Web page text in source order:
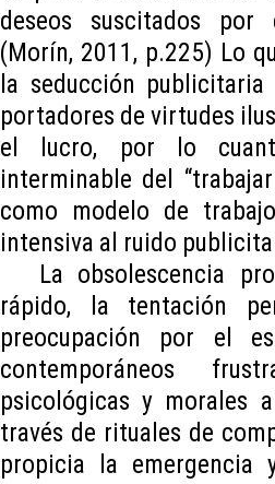
deseos suscitados por
(Morín, 2011, p.225) Lo
la seducción
portadores de virtudes
el lucro, por lo
interminable del
como modelo de
intensiva al ruido
La obsolescencia
rápido, la tentación
preocupación por el
contemporáneos
psicológicas y morales
través de rituales de
propicia la emergencia